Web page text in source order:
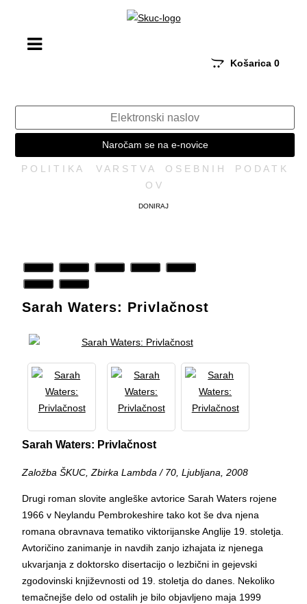
Košarica 0
Naročam se na e-novice
P O L I T I K A V A R S T V A O S E B N I H P O D A T K
O V
DONIRAJ
Sarah Waters: Privlačnost
Sarah Waters: Privlačnost
Založba ŠKUC, Zbirka Lambda / 70, Ljubljana, 2008
Drugi roman slovite angleške avtorice Sarah Waters rojene
1966 v Neylandu Pembrokeshire tako kot še dva njena
romana obravnava tematiko viktorijanske Anglije 19. stoletja.
Avtoričino zanimanje in navdih zanjo izhajata iz njenega
ukvarjanja z doktorsko disertacijo o lezbični in gejevski
zgodovinski književnosti od 19. stoletja do danes. Nekoliko
temačnejše delo od ostalih je bilo objavljeno maja 1999